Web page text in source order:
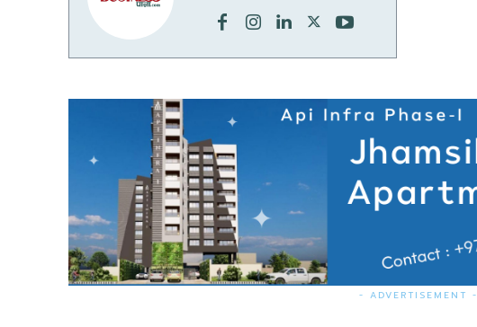
- ADVERTISEMENT -